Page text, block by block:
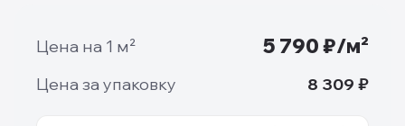
Цена на 1 м² 5 790₽/м²
Цена за упаковку 8 309 ₽